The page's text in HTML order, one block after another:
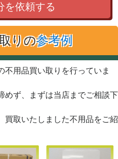
を依頼する
りの参考例
不用品買い取りを行っていま
めず、まずは当店までご相談下
買取いたしました不用品をご紹